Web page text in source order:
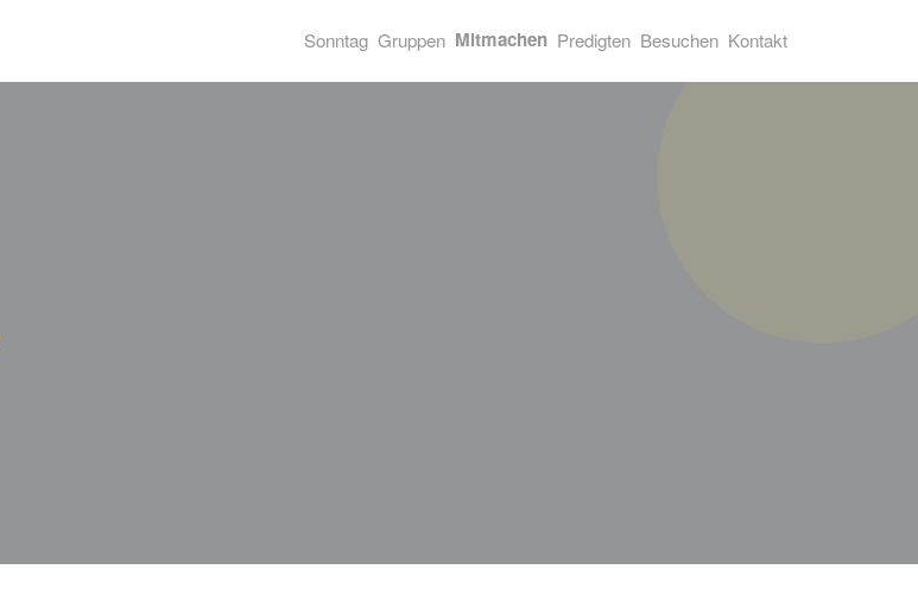
Sonntag Gruppen Mitmachen Predigten Besuchen Kontakt